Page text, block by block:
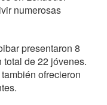
numerosas
presentaron 8
de 22 jóvenes.
ofrecieron